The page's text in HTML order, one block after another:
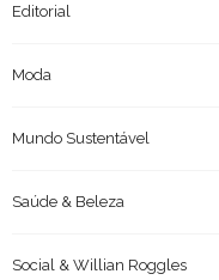
Editorial
Moda
Mundo Sustentável
Saúde & Beleza
Social & Willian Roggles